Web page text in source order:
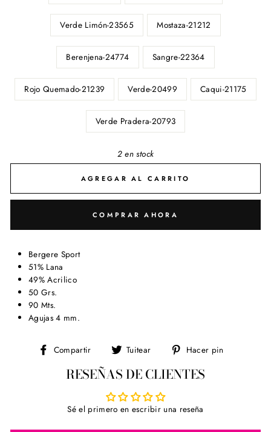
Verde Limón-23565 Mostaza-21212
Berenjena-24774 Sangre-22364
Rojo Quemado-21239 Verde-20499 Caqui-21175
Verde Pradera-20793
2 en stock
AGREGAR AL CARRITO
COMPRAR AHORA
Bergere Sport
51% Lana
49% Acrilico
50 Grs.
90 Mts.
Agujas 4 mm.
Compartir
Compartir
Facebook
Tuitear
Tuitear
Twitter
Hacer pin
RESEÑAS DE CLIENTES
Sé el primero en escribir una reseña